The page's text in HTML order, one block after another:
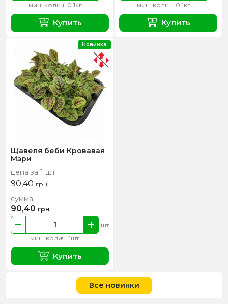
мин. колич. 0.1кг
Купить
мин. колич. 0.1кг
Купить
Щавеля беби Кровавая
Мэри
цена за 1 шт
90,40 грн
мин. колич. 1шт
шт
сумма
90,40 грн
Купить
Новинка
Все новинки